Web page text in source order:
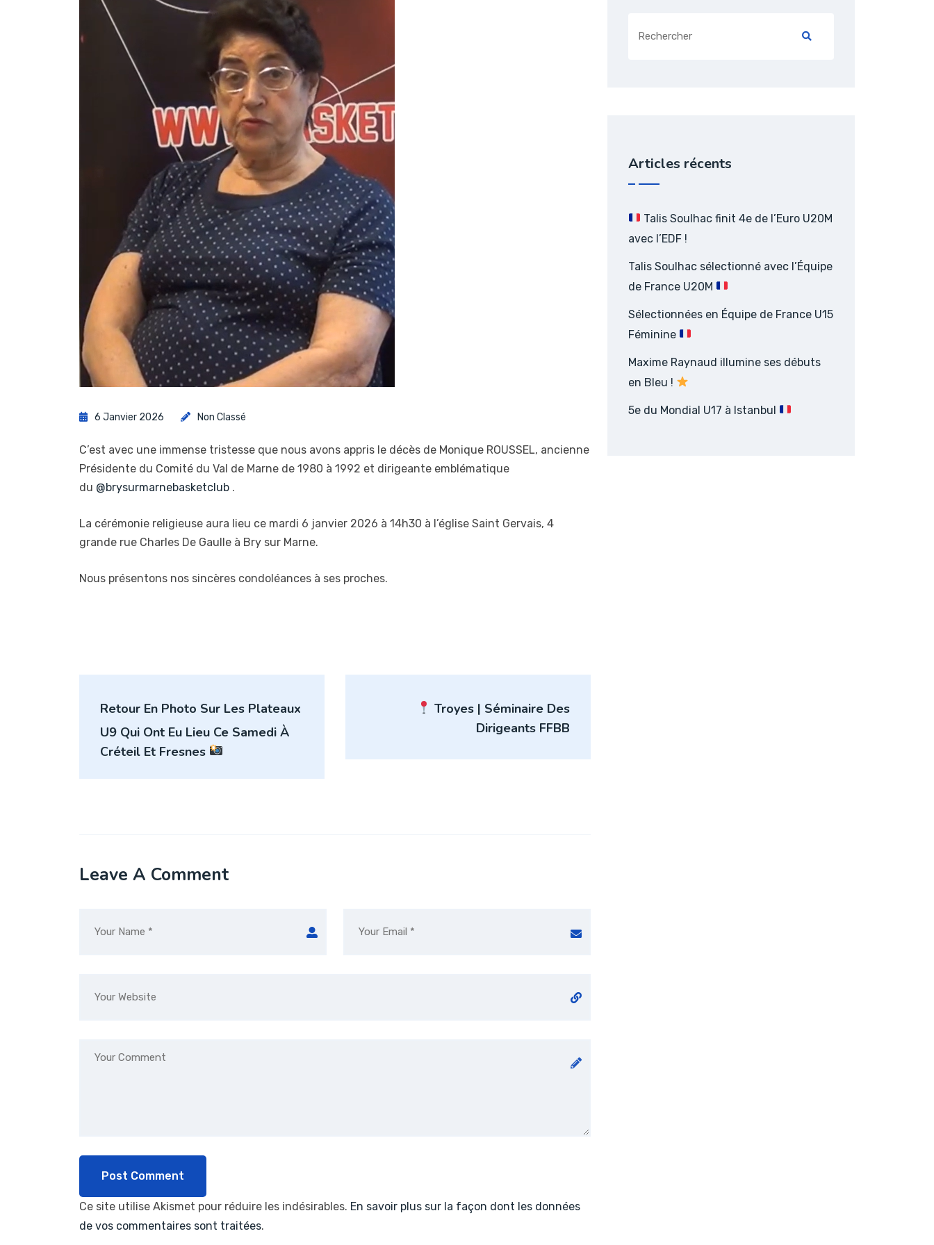
6 Janvier 2026 Non Classé
C’est avec une immense tristesse que nous avons appris le décès de Monique ROUSSEL, ancienne
Présidente du Comité du Val de Marne de 1980 à 1992 et dirigeante emblématique
du @brysurmarnebasketclub .
La cérémonie religieuse aura lieu ce mardi 6 janvier 2026 à 14h30 à l’église Saint Gervais, 4
grande rue Charles De Gaulle à Bry sur Marne.
Nous présentons nos sincères condoléances à ses proches.
de
l’article
Retour En Photo Sur Les Plateaux
U9 Qui Ont Eu Lieu Ce Samedi À
Créteil Et Fresnes
Troyes | Séminaire Des
Dirigeants FFBB
Leave A Comment
Ce site utilise Akismet pour réduire les indésirables. En savoir plus sur la façon dont les données
de vos commentaires sont traitées.
for:
Articles récents
Talis Soulhac finit 4e de l’Euro U20M
avec l’EDF !
Talis Soulhac sélectionné avec l’Équipe
de France U20M
Sélectionnées en Équipe de France U15
Féminine
Maxime Raynaud illumine ses débuts
en Bleu !
5e du Mondial U17 à Istanbul